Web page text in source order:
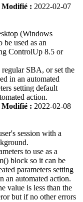
Modifié : 2022-02-07
(Windows
used as an
ControlUp 8.5 or
regular SBA, or set the
in an automated
setting default
action.
Modifié : 2022-02-08
session with a
to use as a
block so it can be
parameters setting
an automated action.
value is less than the
but if no other errors